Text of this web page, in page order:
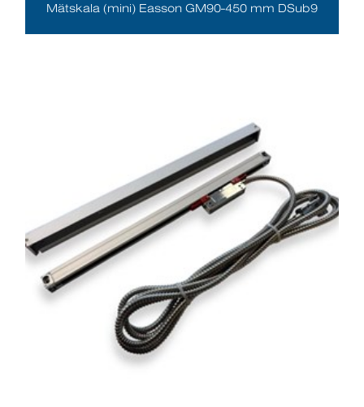
Mätskala (mini) Easson GM90-450 mm DSub9